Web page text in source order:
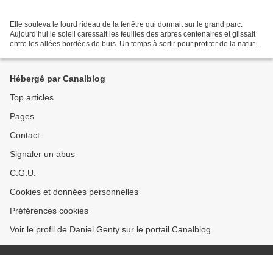
Elle souleva le lourd rideau de la fenêtre qui donnait sur le grand parc.
Aujourd’hui le soleil caressait les feuilles des arbres centenaires et glissait
entre les allées bordées de buis. Un temps à sortir pour profiter de la nature
Hébergé par Canalblog
Top articles
Pages
Contact
Signaler un abus
C.G.U.
Cookies et données personnelles
Préférences cookies
Voir le profil de Daniel Genty sur le portail Canalblog